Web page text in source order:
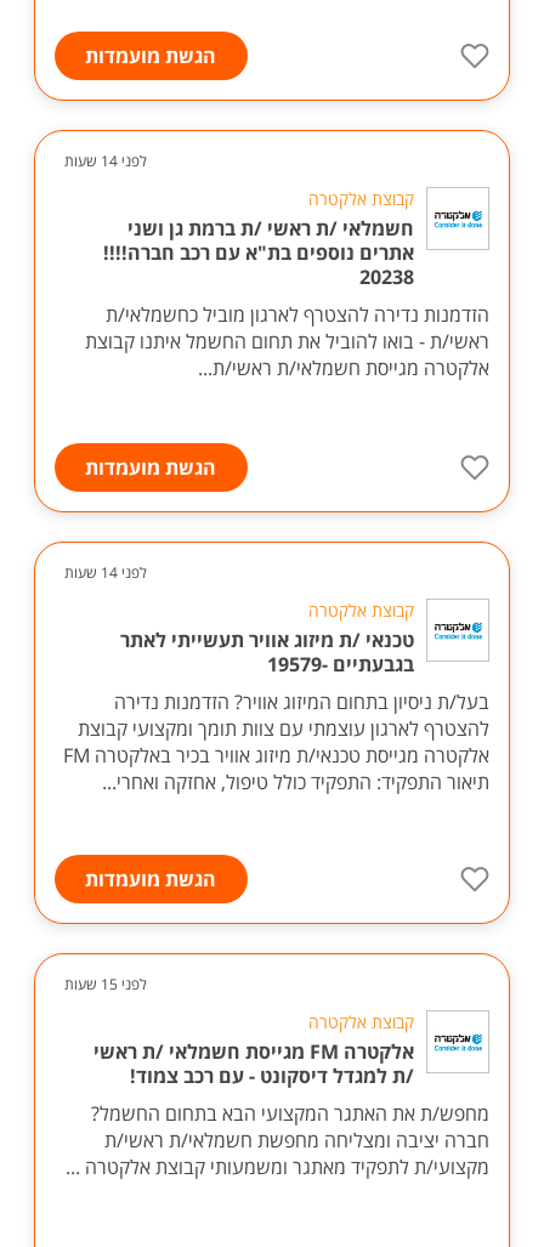
הגשת מועמדות
לפני 14 שעות
קבוצת אלקטרה
חשמלאי /ת ראשי /ת ברמת גן ושני
אתרים נוספים בת"א עם רכב חברה!!!!
20238
הזדמנות נדירה להצטרף לארגון מוביל כחשמלאי/ת
ראשי/ת - בואו להוביל את תחום החשמל איתנו קבוצת
אלקטרה מגייסת חשמלאי/ת ראשי/ת...
הגשת מועמדות
לפני 14 שעות
קבוצת אלקטרה
טכנאי /ת מיזוג אוויר תעשייתי לאתר
בגבעתיים -19579
בעל/ת ניסיון בתחום המיזוג אוויר? הזדמנות נדירה
להצטרף לארגון עוצמתי עם צוות תומך ומקצועי קבוצת
אלקטרה מגייסת טכנאי/ת מיזוג אוויר בכיר באלקטרה FM
תיאור התפקיד: התפקיד כולל טיפול, אחזקה ואחרי...
הגשת מועמדות
לפני 15 שעות
קבוצת אלקטרה
אלקטרה FM מגייסת חשמלאי /ת ראשי
/ת למגדל דיסקונט - עם רכב צמוד!
מחפש/ת את האתגר המקצועי הבא בתחום החשמל?
חברה יציבה ומצליחה מחפשת חשמלאי/ת ראשי/ת
מקצועי/ת לתפקיד מאתגר ומשמעותי קבוצת אלקטרה ...